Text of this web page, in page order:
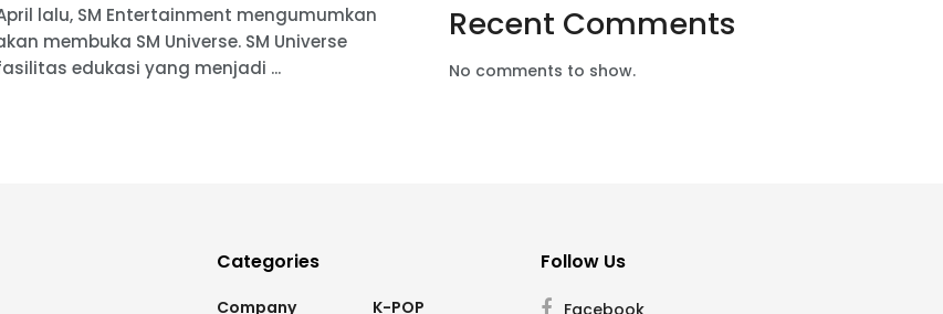
lalu, SM Entertainment mengumumkan
membuka SM Universe. SM Universe
edukasi yang menjadi ...
Recent Comments
No comments to show.
Categories
Company K-POP
Follow Us
Facebook